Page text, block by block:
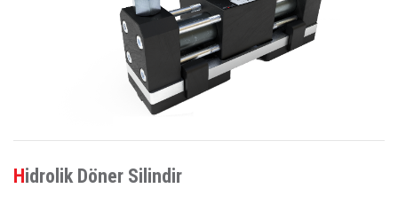
Hidrolik Döner Silindir